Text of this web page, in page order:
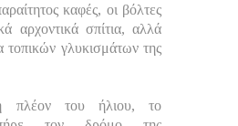
καφές, οι βόλτες
αρχοντικά σπίτια, αλλά
τοπικών γλυκισμάτων της
του ήλιου, το